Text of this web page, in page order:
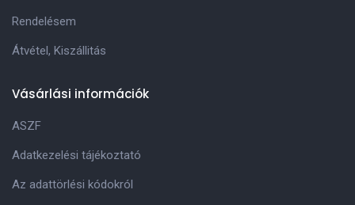
Rendelésem
Átvétel, Kiszállitás
Vásárlási információk
ASZF
Adatkezelési tájékoztató
Az adattörlési kódokról